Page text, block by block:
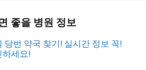
좋을 병원 정보
당번 약국 찾기! 실시간 정보 꼭!
하세요!